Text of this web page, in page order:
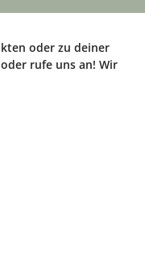
oder zu deiner
rufe uns an! Wir